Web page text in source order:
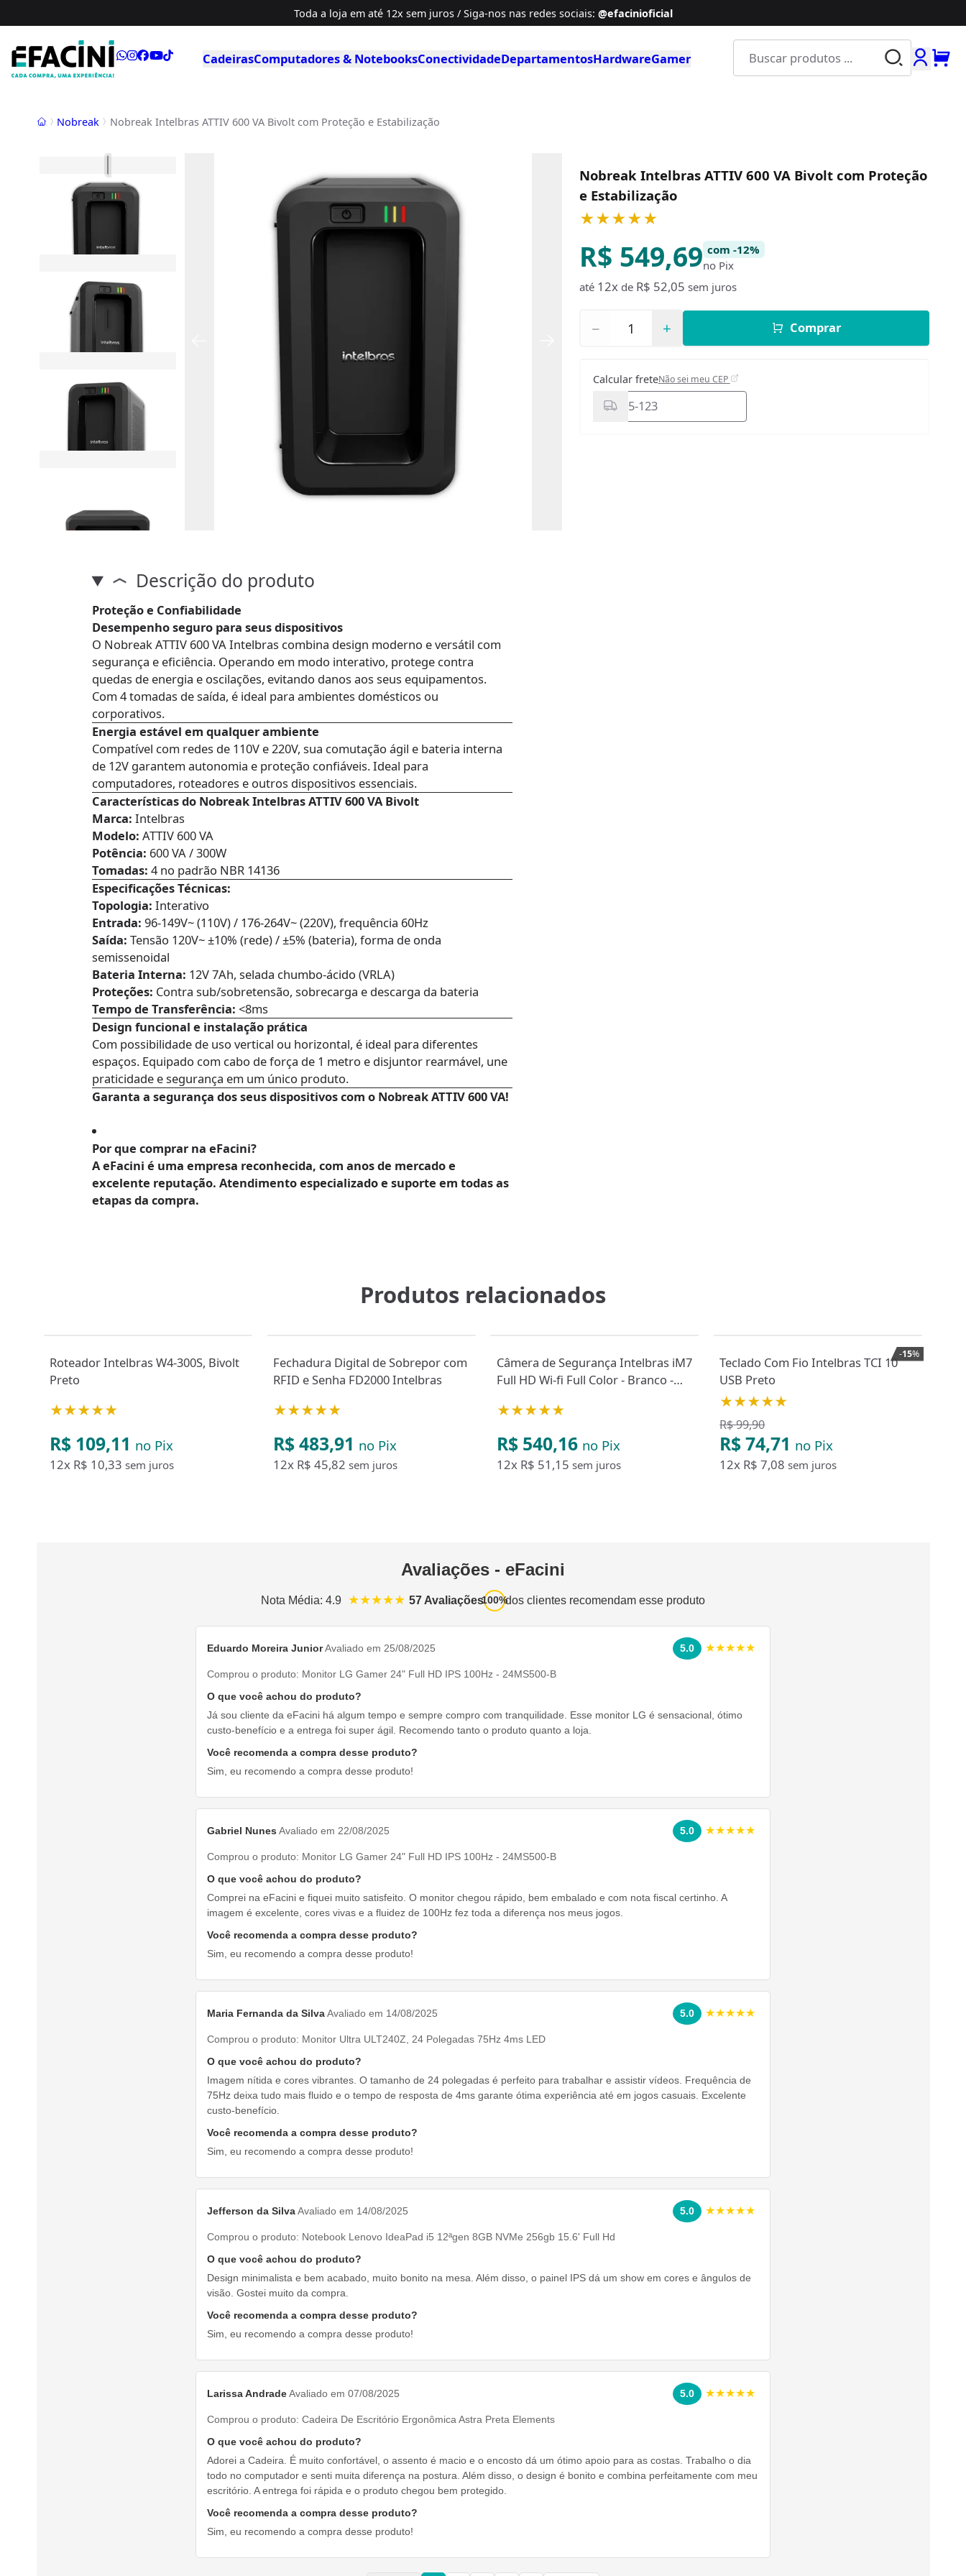
Toda a loja em até 12x sem juros / Siga-nosnas redes sociais: @efacinioficial
Buscar
CadeirasComputadores & NotebooksConectividadeDepartamentosHardwareGamer
InícioNobreak Nobreak Intelbras ATTIV 600 VA Bivolt com Proteção e Estabilização
Nobreak Intelbras ATTIV 600 VA Bivolt com Proteção
e Estabilização
★★★★★
R$ 549,69 com -12%
no Pix
até 12x de R$ 52,05 sem juros
− + Comprar
Calcular freteNão sei meu CEP
Descrição do produto
Proteção e Confiabilidade
Desempenho seguro para seus dispositivos
O Nobreak ATTIV 600 VA Intelbras combina design moderno e versátil com
segurança e eficiência. Operando em modo interativo, protege contra
quedas de energia e oscilações, evitando danos aos seus equipamentos.
Com 4 tomadas de saída, é ideal para ambientes domésticos ou
corporativos.
Energia estável em qualquer ambiente
Compatível com redes de 110V e 220V, sua comutação ágil e bateria interna
de 12V garantem autonomia e proteção confiáveis. Ideal para
computadores, roteadores e outros dispositivos essenciais.
Características do Nobreak Intelbras ATTIV 600 VA Bivolt
Marca: Intelbras
Modelo: ATTIV 600 VA
Potência: 600 VA / 300W
Tomadas: 4 no padrão NBR 14136
Especificações Técnicas:
Topologia: Interativo
Entrada: 96-149V~ (110V) / 176-264V~ (220V), frequência 60Hz
Saída: Tensão 120V~ ±10% (rede) / ±5% (bateria), forma de onda
semissenoidal
Bateria Interna: 12V 7Ah, selada chumbo-ácido (VRLA)
Proteções: Contra sub/sobretensão, sobrecarga e descarga da bateria
Tempo de Transferência: <8ms
Design funcional e instalação prática
Com possibilidade de uso vertical ou horizontal, é ideal para diferentes
espaços. Equipado com cabo de força de 1 metro e disjuntor rearmável, une
praticidade e segurança em um único produto.
Garanta a segurança dos seus dispositivos com o Nobreak ATTIV 600 VA!
Por que comprar na eFacini?
AeFacini é uma empresa reconhecida, com anos de mercado e
excelente reputação. Atendimento especializado e suporte em todas as
etapas da compra.
Produtos relacionados
Roteador Intelbras W4-300S, Bivolt
Preto
★★★★★
R$ 109,11 no Pix
12x R$ 10,33 sem juros
Fechadura Digital de Sobrepor com
RFID e Senha FD2000 Intelbras
★★★★★
R$ 483,91 no Pix
12x R$ 45,82 sem juros
Câmera de Segurança Intelbras iM7
Full HD Wi-fi Full Color - Branco -
★★★★★
R$ 540,16 no Pix
12x R$ 51,15 sem juros
-15%
Teclado Com Fio Intelbras TCI 10
USB Preto
★★★★★
R$ 99,90
R$ 74,71 no Pix
12x R$ 7,08 sem juros
Avaliações - eFacini
Nota Média: 4.9 ★★★★★ 57 Avaliações100%dos clientes recomendam esse produto
Eduardo Moreira JuniorAvaliado em 25/08/2025 5.0 ★★★★★
Comprou o produto: Monitor LG Gamer 24" Full HD IPS 100Hz - 24MS500-B
O que você achou do produto?
Já sou cliente da eFacini há algum tempo e sempre compro com tranquilidade. Esse monitor LG é sensacional, ótimo
custo-benefício e a entrega foi super ágil. Recomendo tanto o produto quanto a loja.
Você recomenda a compra desse produto?
Sim, eu recomendo a compra desse produto!
Gabriel Nunes Avaliado em 22/08/2025 5.0 ★★★★★
Comprou o produto: Monitor LG Gamer 24" Full HD IPS 100Hz - 24MS500-B
O que você achou do produto?
Comprei na eFacini e fiquei muito satisfeito. O monitor chegou rápido, bem embalado e com nota fiscal certinho. A
imagem é excelente, cores vivas e a fluidez de 100Hz fez toda a diferença nos meus jogos.
Você recomenda a compra desse produto?
Sim, eu recomendo a compra desse produto!
Maria Fernanda da SilvaAvaliado em 14/08/2025 5.0 ★★★★★
Comprou o produto: Monitor Ultra ULT240Z, 24 Polegadas 75Hz 4ms LED
O que você achou do produto?
Imagem nítida e cores vibrantes. O tamanho de 24 polegadas é perfeito para trabalhar e assistir vídeos. Frequência de
75Hz deixa tudo mais fluido e o tempo de resposta de 4ms garante ótima experiência até em jogos casuais. Excelente
custo-benefício.
Você recomenda a compra desse produto?
Sim, eu recomendo a compra desse produto!
Jefferson da SilvaAvaliado em 14/08/2025 5.0 ★★★★★
Comprou o produto: Notebook Lenovo IdeaPad i5 12ªgen 8GB NVMe 256gb 15.6' Full Hd
O que você achou do produto?
Design minimalista e bem acabado, muito bonito na mesa. Além disso, o painel IPS dá um show em cores e ângulos de
visão. Gostei muito da compra.
Você recomenda a compra desse produto?
Sim, eu recomendo a compra desse produto!
Larissa AndradeAvaliado em 07/08/2025 5.0 ★★★★★
Comprou o produto: Cadeira De Escritório Ergonômica Astra Preta Elements
O que você achou do produto?
Adorei a Cadeira. É muito confortável, o assento é macio e o encosto dá um ótimo apoio para as costas. Trabalho o dia
todo no computador e senti muita diferença na postura. Além disso, o design é bonito e combina perfeitamente com meu
escritório. A entrega foi rápida e o produto chegou bem protegido.
Você recomenda a compra desse produto?
Sim, eu recomendo a compra desse produto!